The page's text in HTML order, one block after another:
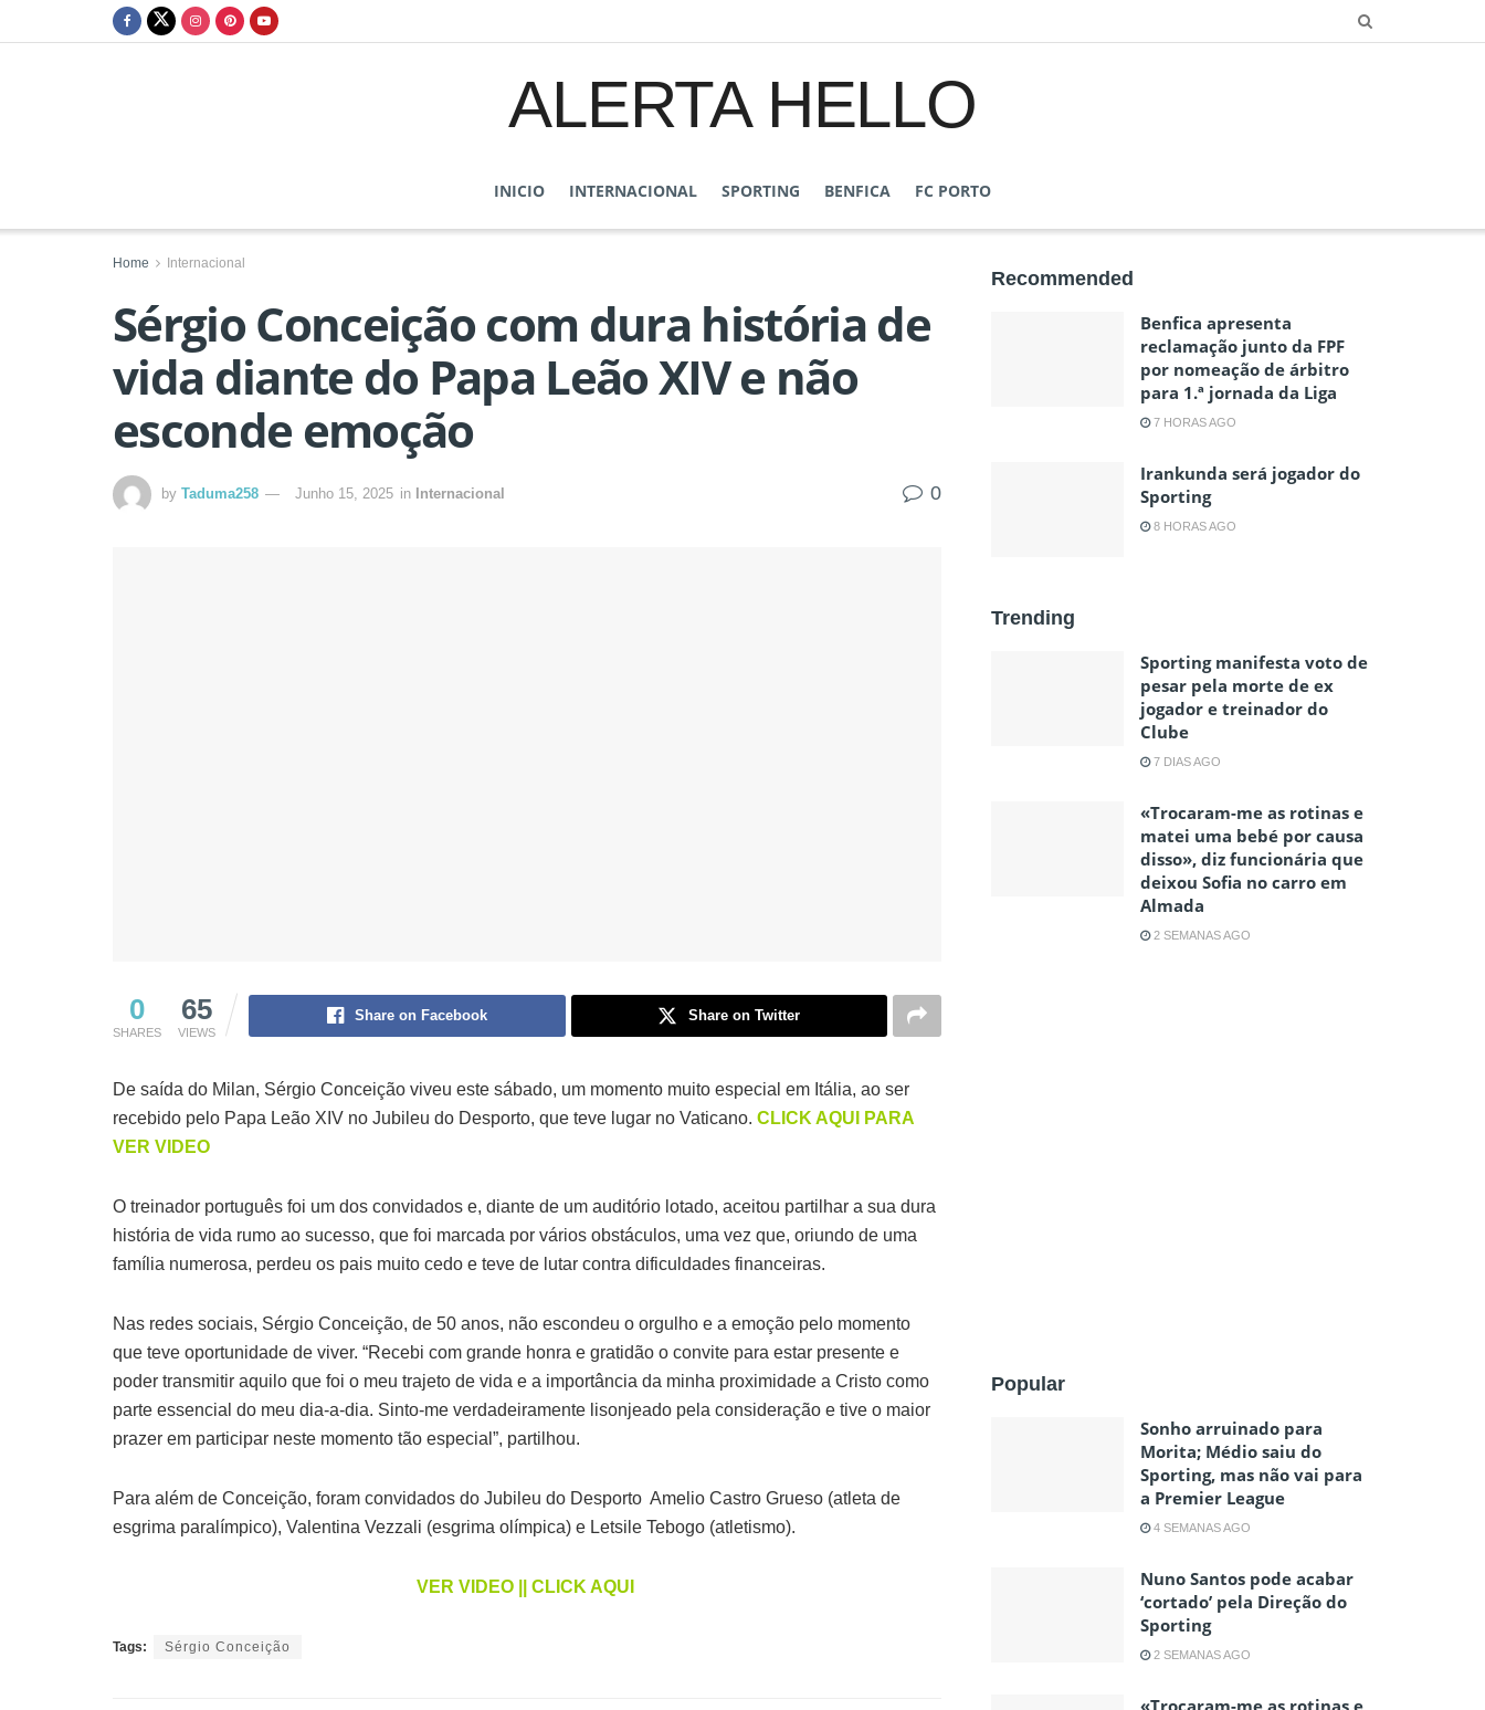
ALERTA HELLO
INICIO INTERNACIONAL SPORTING BENFICA FC PORTO
Home Internacional
Sérgio Conceição com dura história de
vida diante do Papa Leão XIV e não
esconde emoção
by Taduma258 Junho 15, 2025 in Internacional 0
0
SHARES
65
VIEWS
Share on Facebook Share on Twitter
De saída do Milan, Sérgio Conceição viveu este sábado, um momento muito especial em Itália, ao ser
recebido pelo Papa Leão XIV no Jubileu do Desporto, que teve lugar no Vaticano. CLICK AQUI PARA
VER VIDEO
O treinador português foi um dos convidados e, diante de um auditório lotado, aceitou partilhar a sua dura
história de vida rumo ao sucesso, que foi marcada por vários obstáculos, uma vez que, oriundo de uma
família numerosa, perdeu os pais muito cedo e teve de lutar contra dificuldades financeiras.
Nas redes sociais, Sérgio Conceição, de 50 anos, não escondeu o orgulho e a emoção pelo momento
que teve oportunidade de viver. “Recebi com grande honra e gratidão o convite para estar presente e
poder transmitir aquilo que foi o meu trajeto de vida e a importância da minha proximidade a Cristo como
parte essencial do meu dia-a-dia. Sinto-me verdadeiramente lisonjeado pela consideração e tive o maior
prazer em participar neste momento tão especial”, partilhou.
Para além de Conceição, foram convidados do Jubileu do Desporto Amelio Castro Grueso (atleta de
esgrima paralímpico), Valentina Vezzali (esgrima olímpica) e Letsile Tebogo (atletismo).
VER VIDEO || CLICK AQUI
Tags: Sérgio Conceição
Recommended
Benfica apresenta
reclamação junto da FPF
por nomeação de árbitro
para 1.ª jornada da Liga
7 HORAS AGO
Irankunda será jogador do
Sporting
8 HORAS AGO
Trending
Sporting manifesta voto de
pesar pela morte de ex
jogador e treinador do
Clube
7 DIAS AGO
«Trocaram-me as rotinas e
matei uma bebé por causa
disso», diz funcionária que
deixou Sofia no carro em
Almada
2 SEMANAS AGO
Popular
Sonho arruinado para
Morita; Médio saiu do
Sporting, mas não vai para
a Premier League
4 SEMANAS AGO
Nuno Santos pode acabar
‘cortado’ pela Direção do
Sporting
2 SEMANAS AGO
«Trocaram-me as rotinas e